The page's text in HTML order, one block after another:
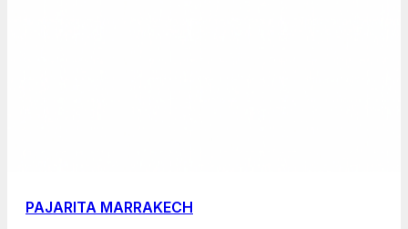
PAJARITA MARRAKECH